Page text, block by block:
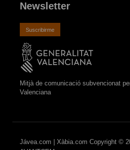
Newsletter
Suscribirme
Mitjà de comunicació subvencionat
Valenciana
Jávea.com | Xàbia.com Copyright ©